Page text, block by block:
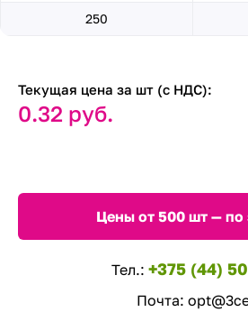
250
Текущая цена за шт (с НДС):
0.32 руб.
Цены от 500 шт — по
Тел.: +375 (44)
Почта: